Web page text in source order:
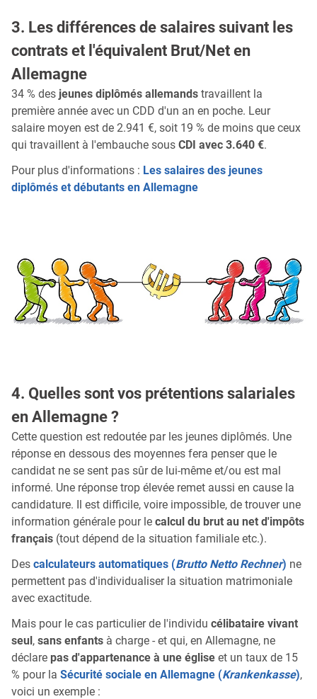
3. Les différences de salaires suivant les
contrats et l'équivalent Brut/Net en
Allemagne
34 % des jeunes diplômés allemands travaillent la
première année avec un CDD d'un an en poche. Leur
salaire moyen est de 2.941 €, soit 19 % de moins que ceux
qui travaillent à l'embauche sous CDI avec 3.640 €.
Pour plus d'informations : Les salaires des jeunes
diplômés et débutants en Allemagne
4. Quelles sont vos prétentions salariales
en Allemagne ?
Cette question est redoutée par les jeunes diplômés. Une
réponse en dessous des moyennes fera penser que le
candidat ne se sent pas sûr de lui-même et/ou est mal
informé. Une réponse trop élevée remet aussi en cause la
candidature. Il est difficile, voire impossible, de trouver une
information générale pour le calcul du brut au net d'impôts
français (tout dépend de la situation familiale etc.).
Des calculateurs automatiques (Brutto Netto Rechner) ne
permettent pas d'individualiser la situation matrimoniale
avec exactitude.
Mais pour le cas particulier de l'individu célibataire vivant
seul, sans enfants à charge - et qui, en Allemagne, ne
déclare pas d'appartenance à une église et un taux de 15
% pour la Sécurité sociale en Allemagne (Krankenkasse),
voici un exemple :